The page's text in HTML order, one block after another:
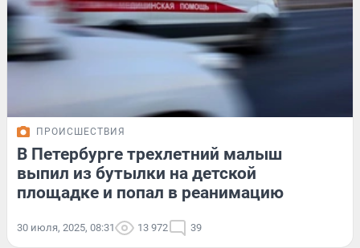
ПРОИСШЕСТВИЯ
В Петербурге трехлетний малыш
выпил из бутылки на детской
площадке и попал в реанимацию
30 июля, 2025, 08:31 13 972 39